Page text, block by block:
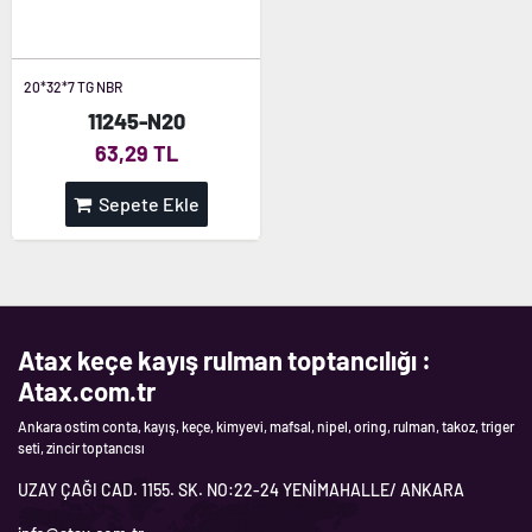
20*32*7 TG NBR
11245-N20
63,29 TL
Sepete Ekle
Atax keçe kayış rulman toptancılığı :
Atax.com.tr
Ankara ostim conta, kayış, keçe, kimyevi, mafsal, nipel, oring, rulman, takoz, triger
seti, zincir toptancısı
UZAY ÇAĞI CAD. 1155. SK. NO:22-24 YENİMAHALLE/ ANKARA